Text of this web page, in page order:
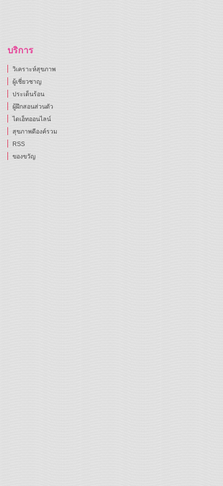
บริการ
วิเคราะห์สุขภาพ
ผู้เชี่ยวชาญ
ประเด็นร้อน
ผู้ฝึกสอนส่วนตัว
ไดเอ็ทออนไลน์
สุขภาพดีองค์รวม
RSS
ของขวัญ